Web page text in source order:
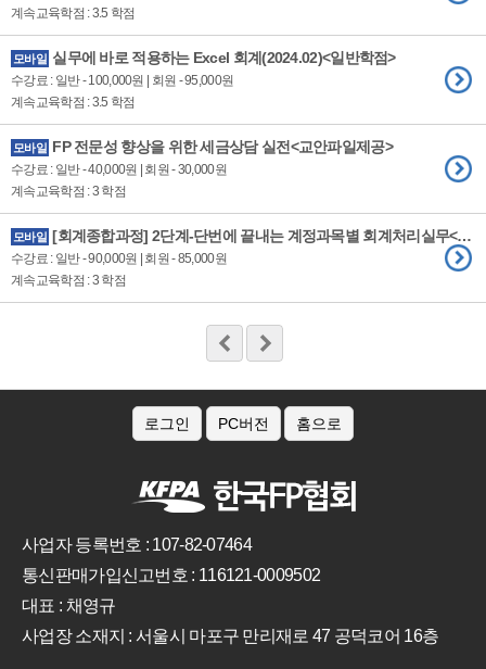
계속교육학점 : 3.5 학점
모바일 실무에 바로 적용하는 Excel 회계(2024.02)<일반학점>
수강료 : 일반 - 100,000원 | 회원 - 95,000원
계속교육학점 : 3.5 학점
모바일 FP 전문성 향상을 위한 세금상담 실전<교안파일제공>
수강료 : 일반 - 40,000원 | 회원 - 30,000원
계속교육학점 : 3 학점
모바일 [회계종합과정] 2단계-단번에 끝내는 계정과목별 회계처리실무<교재무료제공>
수강료 : 일반 - 90,000원 | 회원 - 85,000원
계속교육학점 : 3 학점
로그인 PC버전 홈으로
사업자 등록번호 : 107-82-07464
통신판매가입신고번호 : 116121-0009502
대표 : 채영규
사업장 소재지 : 서울시 마포구 만리재로 47 공덕코어 16층